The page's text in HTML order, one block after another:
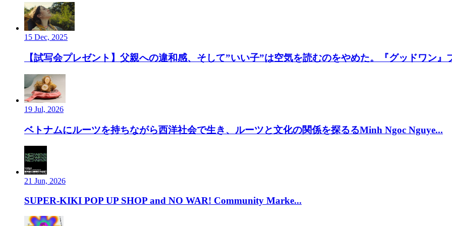
15 Dec, 2025
【試写会プレゼント】父親への違和感、そして”いい子”は空気を読むのをやめた。『グッドワン』
19 Jul, 2026
ベトナムにルーツを持ちながら西洋社会で生き、ルーツと文化の関係を探るるMinh Ngoc Nguye...
21 Jun, 2026
SUPER-KIKI POP UP SHOP and NO WAR! Community Marke...